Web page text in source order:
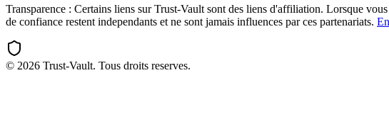
Transparence : Certains liens sur Trust-Vault sont des liens d'affiliation. Lorsque
de confiance restent independants et ne sont jamais influences par ces partenariats.
© 2026 Trust-Vault. Tous droits reserves.